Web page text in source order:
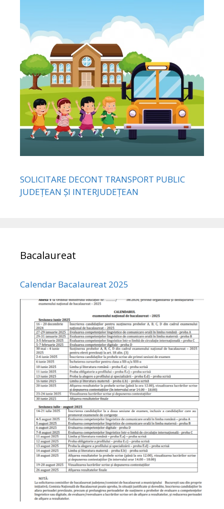
SOLICITARE DECONT TRANSPORT PUBLIC
JUDEȚEAN ȘI INTERJUDEȚEAN
Bacalaureat
Calendar Bacalaureat 2025